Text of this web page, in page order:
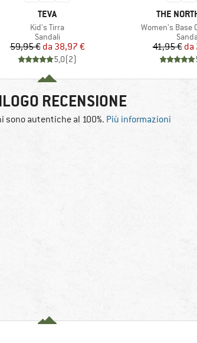
MARCHIO
TEVA
Articolo
Kid's Tirra
Gruppo di prodotti
Sandali
Prezzo
59,95 € Prezzo ridotto
da 38,97 €
5,0(2)
MARCHIO
THE
Articolo
Women's Base
41,95 € da
RECENSIONE
sono autentiche al 100%. Più informazioni